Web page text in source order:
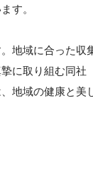
す。
地域に合った収
に取り組む同社
地域の健康と美